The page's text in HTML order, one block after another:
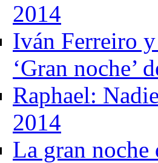
2014
Iván Ferreiro
‘Gran noche’
Raphael:
2014
La gran noche